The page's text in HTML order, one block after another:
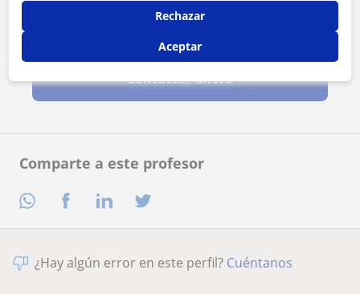
Comparte a este profesor
Contactar ahora
¿Hay algún error en este perfil? Cuéntanos
Rechazar
Aceptar